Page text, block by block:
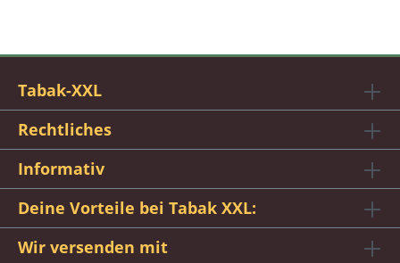
Tabak-XXL
Rechtliches
Informativ
Deine Vorteile bei Tabak XXL:
Wir versenden mit